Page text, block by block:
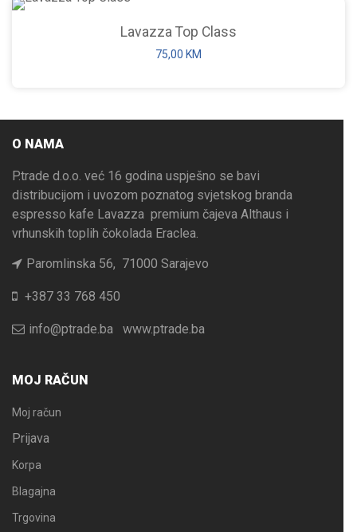
Lavazza Top Class
75,00 KM
O NAMA
P.trade d.o.o. već 16 godina uspješno se bavi
distribucijom i uvozom poznatog svjetskog branda
espresso kafe Lavazza premium čajeva Althaus i
vrhunskih toplih čokolada Eraclea.
Paromlinska 56, 71000 Sarajevo
+387 33 768 450
info@ptrade.ba www.ptrade.ba
MOJ RAČUN
Moj račun
Prijava
Korpa
Blagajna
Trgovina